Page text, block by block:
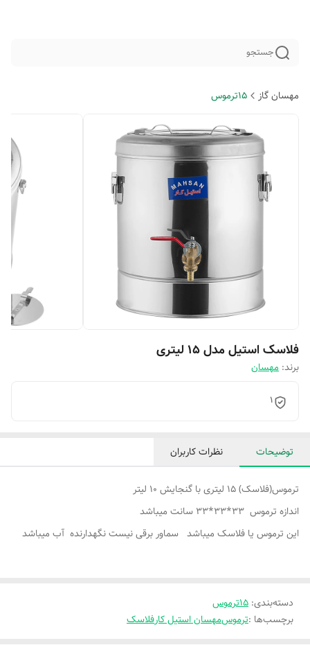
جستجو
مهسان گاز 15ترموس
فلاسک استیل مدل 15 لیتری
برند: مهسان
1
توضیحات نظرات کاربران
ترموس(فلاسک) 15 لیتری با گنجایش 10 لیتر
اندازه ترموس 33*33*33 سانت میباشد
این ترموس یا فلاسک میباشد سماور برقی نیست نگهدارنده آب میباشد
دسته‌بندی: 15ترموس
برچسب‌ها :ترموسمهسان استیل کارفلاسک